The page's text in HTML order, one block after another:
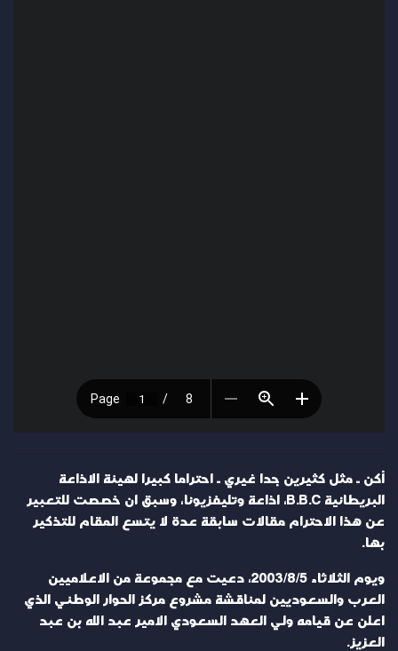
أكن ـ مثل كثيرين جدا غيري ـ احتراما كبيرا لهيئة الاذاعة
البريطانية B.B.C، اذاعة وتليفزيونا، وسبق ان خصصت للتعبير
عن هذا الاحترام مقالات سابقة عدة لا يتسع المقام للتذكير
بها.
ويوم الثلاثاء 2003/8/5، دعيت مع مجموعة من الاعلاميين
العرب والسعوديين لمناقشة مشروع مركز الحوار الوطني الذي
اعلن عن قيامه ولي العهد السعودي الامير عبد الله بن عبد
العزيز.